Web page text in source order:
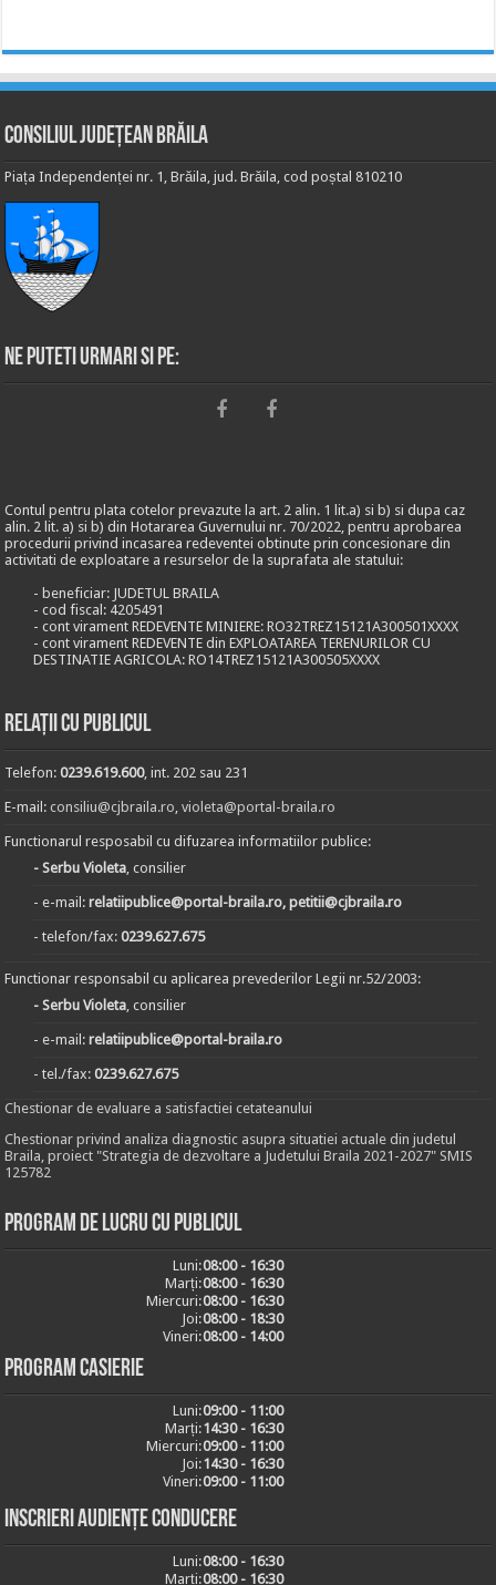
Consiliul Județean Brăila
Piața Independenței nr. 1, Brăila, jud. Brăila, cod poștal 810210
Ne puteti urmari si pe:
Contul pentru plata cotelor prevazute la art. 2 alin. 1 lit.a) si b) si dupa caz
alin. 2 lit. a) si b) din Hotararea Guvernului nr. 70/2022, pentru aprobarea
procedurii privind incasarea redeventei obtinute prin concesionare din
activitati de exploatare a resurselor de la suprafata ale statului:
- beneficiar: JUDETUL BRAILA
- cod fiscal: 4205491
- cont virament REDEVENTE MINIERE: RO32TREZ15121A300501XXXX
- cont virament REDEVENTE din EXPLOATAREA TERENURILOR CU
DESTINATIE AGRICOLA: RO14TREZ15121A300505XXXX
Relații cu publicul
Telefon:0239.619.600, int. 202 sau 231
E-mail:consiliu@cjbraila.ro,violeta@portal-braila.ro
Functionarul resposabil cu difuzarea informatiilor publice:
- Serbu Violeta, consilier
- e-mail:relatiipublice@portal-braila.ro, petitii@cjbraila.ro
- telefon/fax:0239.627.675
Functionar responsabil cu aplicarea prevederilor Legii nr.52/2003:
- Serbu Violeta, consilier
- e-mail:relatiipublice@portal-braila.ro
- tel./fax:0239.627.675
Chestionar de evaluare a satisfactiei cetateanului
Chestionar privind analiza diagnostic asupra situatiei actuale din judetul
Braila, proiect "Strategia de dezvoltare a Judetului Braila 2021-2027" SMIS
125782
Program de lucru cu publicul
Luni:08:00 - 16:30
Marți:08:00 - 16:30
Miercuri:08:00 - 16:30
Joi:08:00 - 18:30
Vineri:08:00 - 14:00
Program casierie
Luni:09:00 - 11:00
Marți:14:30 - 16:30
Miercuri:09:00 - 11:00
Joi:14:30 - 16:30
Vineri:09:00 - 11:00
Inscrieri audiențe conducere
Luni:08:00 - 16:30
Marți:08:00 - 16:30